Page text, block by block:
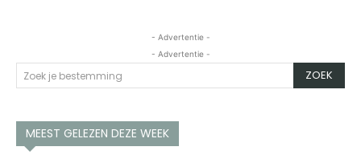
- Advertentie -
- Advertentie -
Zoek je bestemming ZOEK
MEEST GELEZEN DEZE WEEK